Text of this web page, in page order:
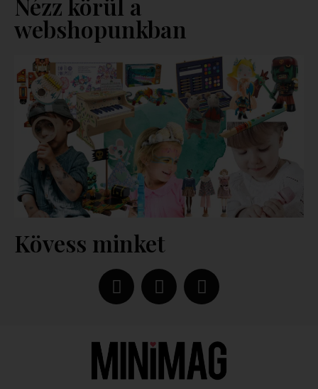
Nézz körül a
webshopunkban
Kövess minket